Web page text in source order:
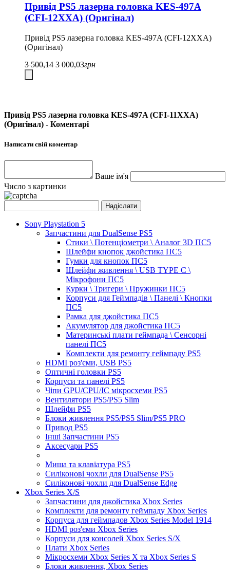
Привід PS5 лазерна головка KES-497A
(CFI-12XXA) (Оригінал)
Привід PS5 лазерна головка KES-497A (CFI-12XXA)
(Оригінал)
3 500,14 3 000,03грн
Привід PS5 лазерна головка KES-497A (CFI-11XXA)
(Оригінал) - Коментарі
Написати свій коментар
Ваше ім'я
Число з картинки
Sony Playstation 5
Запчастини для DualSense PS5
Стики \ Потенціометри \ Аналог 3D ПС5
Шлейфи кнопок джойстика ПС5
Гумки для кнопок ПС5
Шлейфи живлення \ USB TYPE C \
Мікрофони ПС5
Курки \ Тригери \ Пружинки ПС5
Корпуси для Геймпадів \ Панелі \ Кнопки
ПС5
Рамка для джойстика ПС5
Акумулятор для джойстика ПС5
Материнські плати геймпада \ Сенсорні
панелі ПС5
Комплекти для ремонту геймпаду PS5
HDMI роз'єми, USB PS5
Оптичні головки PS5
Корпуси та панелі PS5
Чіпи GPU/CPU/IC мікросхеми PS5
Вентилятори PS5/PS5 Slim
Шлейфи PS5
Блоки живлення PS5/PS5 Slim/PS5 PRO
Привод PS5
Інші Запчастини PS5
Аксесуари PS5
Миша та клавіатура PS5
Силіконові чохли для DualSense PS5
Силіконові чохли для DualSense Edge
Xbox Series X/S
Запчастини для джойстика Xbox Series
Комплекти для ремонту геймпаду Xbox Series
Корпуса для геймпадов Xbox Series Model 1914
HDMI роз'єми Xbox Series
Корпуси для консолей Xbox Series S/X
Плати Xbox Series
Мікросхеми Xbox Series X та Xbox Series S
Блоки живлення, Xbox Series